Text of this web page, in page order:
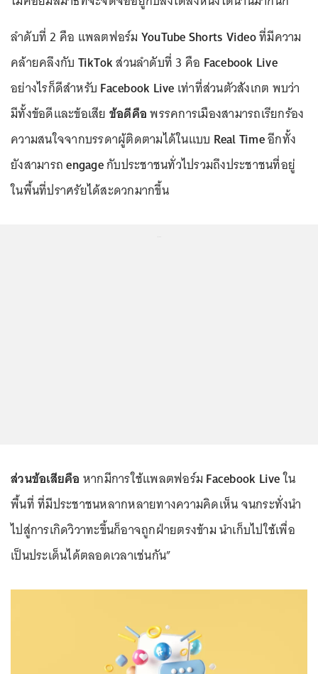
ลำดับที่ 2 คือ แพลตฟอร์ม YouTube Shorts Videoที่มีความ
คล้ายคลึงกับ TikTokส่วนลำดับที่ 3 คือ Facebook Live
อย่างไรก็ดีสำหรับ Facebook Live เท่าที่ส่วนตัวสังเกต พบว่า
มีทั้งข้อดีและข้อเสีย ข้อดีคือพรรคการเมืองสามารถเรียกร้อง
ความสนใจจากบรรดาผู้ติดตามได้ในแบบ Real Timeอีกทั้ง
ยังสามารถengageกับประชาชนทั่วไปรวมถึงประชาชนที่อยู่
ในพื้นที่ปราศรัยได้สะดวกมากขึ้น
ส่วนข้อเสียคือ หากมีการใช้แพลตฟอร์ม Facebook Liveใน
พื้นที่ ที่มีประชาชนหลากหลายทางความคิดเห็น จนกระทั่งนำ
ไปสู่การเกิดวิวาทะขึ้นก็อาจถูกฝ่ายตรงข้าม นำเก็บไปใช้เพื่อ
เป็นประเด็นได้ตลอดเวลาเช่นกัน”